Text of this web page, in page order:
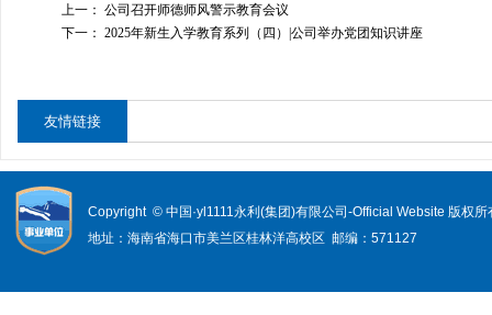
上一： 公司召开师德师风警示教育会议
下一： 2025年新生入学教育系列（四）|公司举办党团知识讲座
友情链接
Copyright © 中国·yl1111永利(集团)有限公司-Official Website 版权
地址：海南省海口市美兰区桂林洋高校区 邮编：571127